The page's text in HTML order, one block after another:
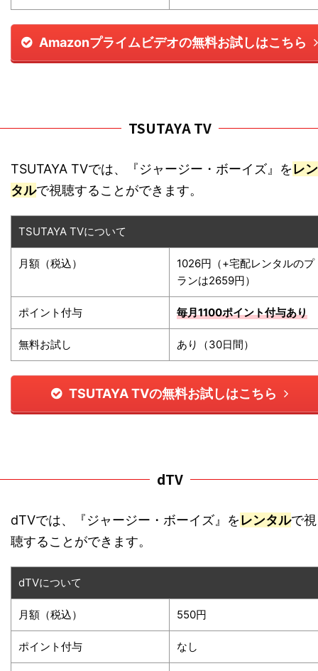
Amazonプライムビデオの無料お試しはこちら
TSUTAYA TV
TSUTAYA TVでは、『ジャージー・ボーイズ』をレン
タルで視聴することができます。
TSUTAYA TVについて
月額（税込）
1026円（+宅配レンタルのプ
ランは2659円）
ポイント付与 毎月1100ポイント付与あり
無料お試し あり（30日間）
TSUTAYA TVの無料お試しはこちら
dTV
dTVでは、『ジャージー・ボーイズ』をレンタルで視
聴することができます。
dTVについて
月額（税込） 550円
ポイント付与 なし